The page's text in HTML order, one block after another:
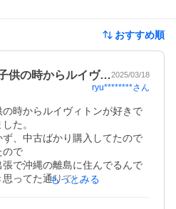
おすすめ順
供の時からルイヴ…2025/03/18
ryu********さん
時からルイヴィトンが好きで
た。
、中古ばかり購入してたので
ので
で沖縄の離島に住んでるんで
ってた通りでした。ありがと
もっとみる